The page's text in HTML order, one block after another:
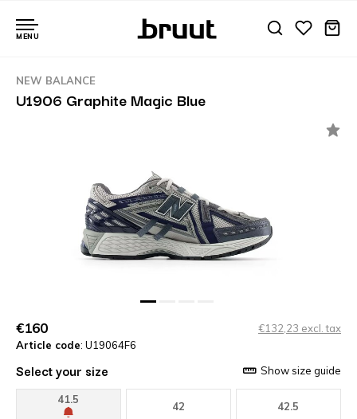
MENU
NEW BALANCE
U1906 Graphite Magic Blue
€160
€132,23 excl. tax
Article code: U19064F6
Select your size Show size guide
41.5
42 42.5